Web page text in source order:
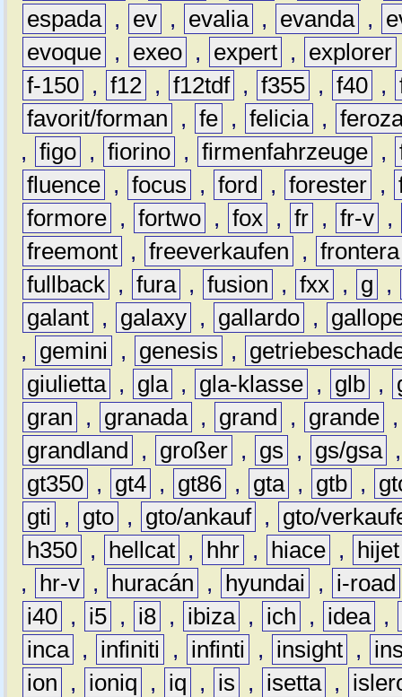
espada , ev , evalia , evanda ,
evoque , exeo , expert , explorer
f-150 , f12 , f12tdf , f355 , f40 ,
favorit/forman
, fe , felicia ,
, figo , fiorino , firmenfahrzeuge ,
fluence , focus , ford , forester ,
formore , fortwo , fox , fr , fr-v ,
freemont , freeverkaufen , frontera
fullback , fura , fusion , fxx , g
,
galant , galaxy , gallardo ,
,
gemini , genesis ,
giulietta , gla , gla-klasse , glb ,
gran
, granada , grand , grande
grandland
, großer , gs , gs/gsa
gt350 , gt4 , gt86 , gta , gtb ,
gti
, gto , gto/ankauf ,
gto/
h350 , hellcat , hhr , hiace ,
hijet
,
hr-v , huracán , hyundai ,
i-road
i40 , i5 , i8 , ibiza , ich , idea ,
inca , infiniti , infinti , insight ,
ion
, ioniq , iq , is , isetta ,